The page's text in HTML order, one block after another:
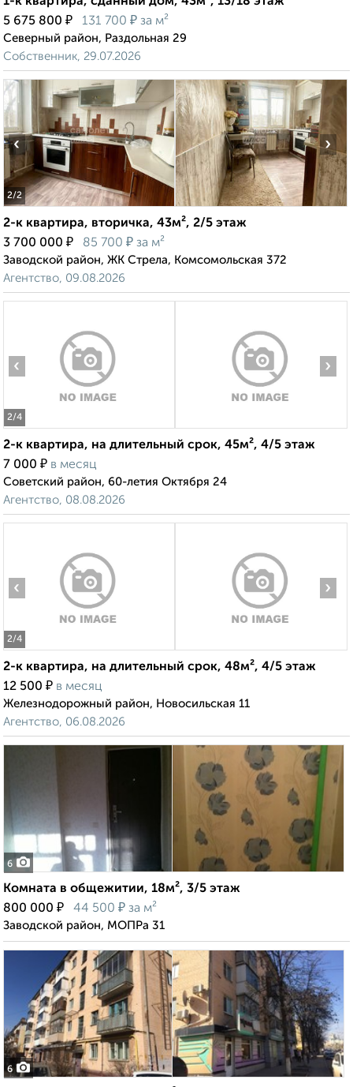
5 675 800 ₽ 131 700 ₽ за м²
Северный район, Раздольная 29
Собственник, 29.07.2026
2/2
‹ ›
2-к квартира, вторичка, 43м², 2/5 этаж
3 700 000 ₽ 85 700 ₽ за м²
Заводской район, ЖК Стрела, Комсомольская 372
Агентство, 09.08.2026
2/4
‹ ›
2-к квартира, на длительный срок, 45м², 4/5 этаж
7 000 ₽ в месяц
Советский район, 60-летия Октября 24
Агентство, 08.08.2026
2/4
‹ ›
2-к квартира, на длительный срок, 48м², 4/5 этаж
12 500 ₽ в месяц
Железнодорожный район, Новосильская 11
Агентство, 06.08.2026
6
Комната в общежитии, 18м², 3/5 этаж
800 000 ₽ 44 500 ₽ за м²
Заводской район, МОПРа 31
6